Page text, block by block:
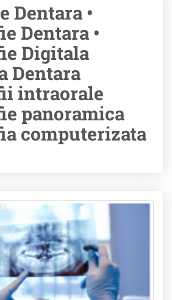
Dentara •
Dentara •
Digitala
Dentara
intraorale
panoramica
computerizata